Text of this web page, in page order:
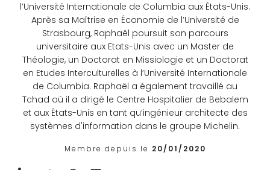
l’Université Internationale de Columbia aux États-Unis.
Après sa Maîtrise en Économie de l’Université de
Strasbourg, Raphaël poursuit son parcours
universitaire aux Etats-Unis avec un Master de
Théologie, un Doctorat en Missiologie et un Doctorat
en Etudes Interculturelles à l’Université Internationale
de Columbia. Raphaël a également travaillé au
Tchad où il a dirigé le Centre Hospitalier de Bebalem
et aux États-Unis en tant qu’ingénieur architecte des
systèmes d'information dans le groupe Michelin.
Membre depuis le 20/01/2020